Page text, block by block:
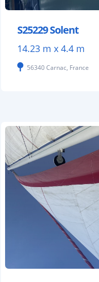
S25229 Solent
14.23 m x 4.4 m
56340 Carnac, France